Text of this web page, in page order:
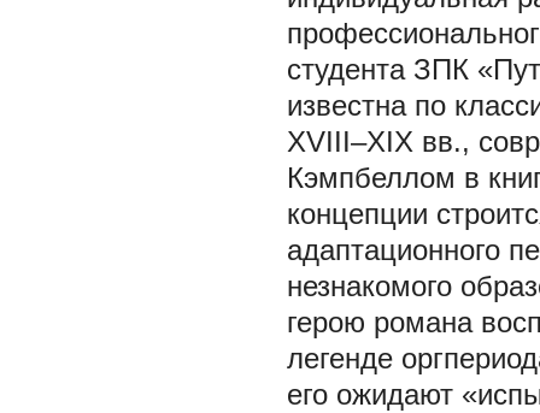
студента ЗПК
известна по
XVIII–XIX вв.,
Кэмпбеллом в
концепции
адаптационного
незнакомого
герою романа
легенде
его ожидают